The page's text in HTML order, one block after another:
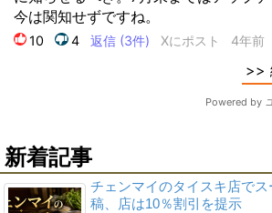
新着記事
チェンマイのタイスキ店で
稿、店は10％割引を提示